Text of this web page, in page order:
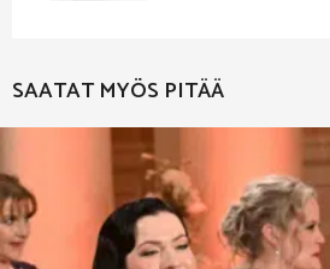
SAATAT MYÖS PITÄÄ